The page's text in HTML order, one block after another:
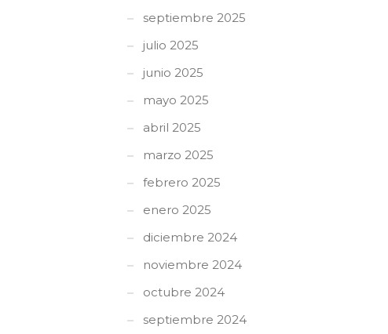
septiembre 2025
julio 2025
junio 2025
mayo 2025
abril 2025
marzo 2025
febrero 2025
enero 2025
diciembre 2024
noviembre 2024
octubre 2024
septiembre 2024